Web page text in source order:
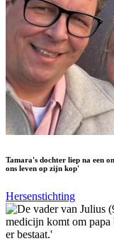
Tamara's dochter liep na een
ons leven op zijn kop'
Hersenstichting